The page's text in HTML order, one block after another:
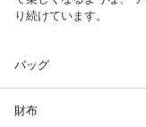
り続けています。
バッグ
財布